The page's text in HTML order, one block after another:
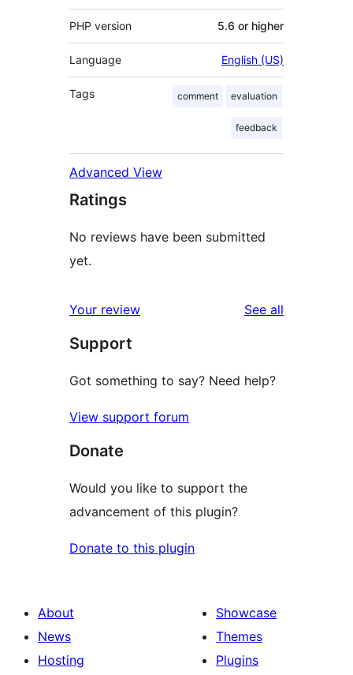
PHP version 5.6 or higher
Language English (US)
Tags comment evaluation
feedback
Advanced View
Ratings
No reviews have been submitted
yet.
Your review See all
Support
Got something to say? Need help?
View support forum
Donate
Would you like to support the
advancement of this plugin?
Donate to this plugin
About
News
Hosting
Showcase
Themes
Plugins